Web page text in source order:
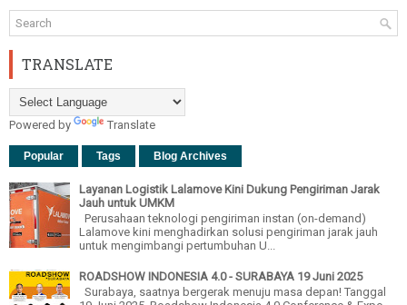
TRANSLATE
Powered by Translate
Popular Tags Blog Archives
Layanan Logistik Lalamove Kini Dukung Pengiriman Jarak
Jauh untuk UMKM
Perusahaan teknologi pengiriman instan (on-demand)
Lalamove kini menghadirkan solusi pengiriman jarak jauh
untuk mengimbangi pertumbuhan U...
ROADSHOW INDONESIA 4.0 - SURABAYA 19 Juni 2025
Surabaya, saatnya bergerak menuju masa depan! Tanggal